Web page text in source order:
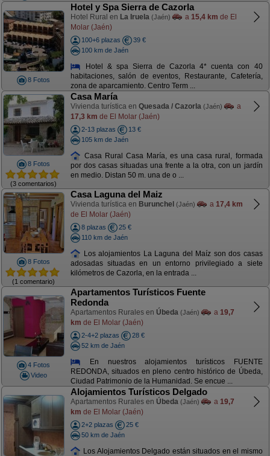
8 Fotos
Hotel y Spa Sierra de Cazorla
Hotel Rural en La Iruela (Jaén) a 15,4 km de El
Molar (Jaén)
100+6 plazas
39 €
100 km de Jaén
Hotel & spa Sierra de Cazorla 4* cuenta con 40
habitaciones, salón de eventos, Restaurante, Cafetería,
zona de aparcamiento. Centro Term ...
8 Fotos
(3 comentarios)
Casa María
Vivienda turística en Quesada / Cazorla (Jaén)
a
17,3 km de El Molar (Jaén)
2-13 plazas
13 €
105 km de Jaén
Casa Rural Casa María, es una casa rural, formada
por dos casas situadas una frente a la otra, con un jardín
en medio. Distan 50 m. una de o ...
8 Fotos
(1 comentario)
Casa Laguna del Maiz
Vivienda turística en Burunchel (Jaén) a 17,4 km
de El Molar (Jaén)
8 plazas
25 €
110 km de Jaén
Los alojamientos La Laguna del Maíz son dos casas
adosadas situadas en un entorno privilegiado a siete
kilómetros de Cazorla, en la entrada ...
4 Fotos
Video
Apartamentos Turísticos Fuente
Redonda
Apartamentos Rurales en Úbeda (Jaén) a 19,7
km de El Molar (Jaén)
2-4+2 plazas
28 €
52 km de Jaén
En nuestros alojamientos turísticos FUENTE
REDONDA, situados en pleno centro histórico de Úbeda,
Ciudad Patrimonio de la Humanidad. Se encue ...
Alojamientos Turísticos Delgado
Apartamentos Rurales en Úbeda (Jaén) a 19,7
km de El Molar (Jaén)
2+2 plazas
25 €
50 km de Jaén
Los Alojamientos Delgado están situados en el mismo